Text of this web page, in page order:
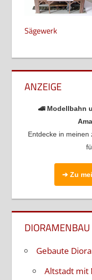
Sägewerk
ANZEIGE
🚄 Modellbahn
Entdecke in meinen
➔ Zu
DIORAMENBAU
Gebaute
Altstadt mit